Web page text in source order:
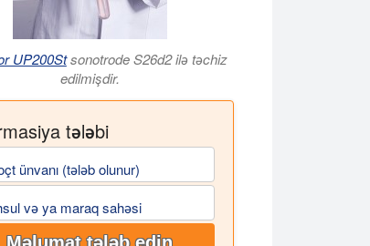
UP200Stsonotrode S26d2 ilə təchiz
edilmişdir.
tələbi
ünvanı (tələb olunur)
və ya maraq sahəsi